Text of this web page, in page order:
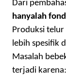
Dari
hanyalah
Produksi
lebih spesifik
Masalah
terjadi karena: